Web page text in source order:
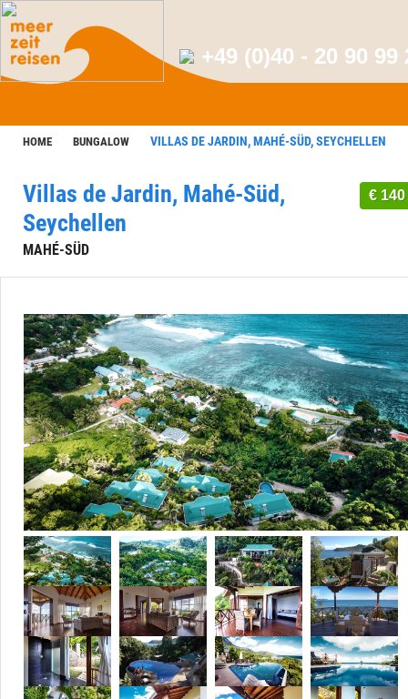
+49 (0)40 - 20 90 99
HOME BUNGALOW VILLAS DE JARDIN, MAHÉ-SÜD, SEYCHELLEN
€ 140
Villas de Jardin, Mahé-Süd,
Seychellen
MAHÉ-SÜD